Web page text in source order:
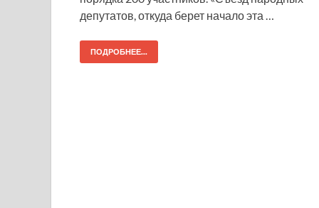
депутатов, откуда берет начало эта …
ПОДРОБНЕЕ...